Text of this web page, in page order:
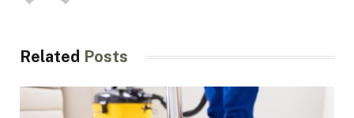
Related Posts